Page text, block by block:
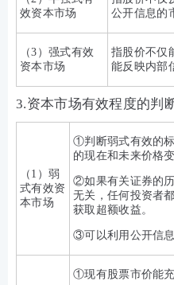
效资本市场
公开信息的
（3）强式有效
资本市场
指股价不仅
能反映内部
3.资本市场有效程度的判
（1）弱
式有效资
本市场
①判断弱式有效的
的现在和未来价格
②如果有关证券的
无关，任何投资者
获取超额收益。
③可以利用公开信息
①现有股票市价能充